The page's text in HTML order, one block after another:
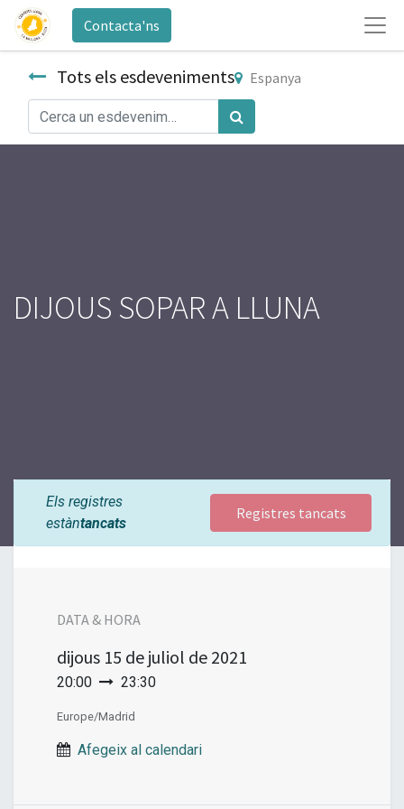
Contacta'ns
Tots els esdeveniments Espanya
DIJOUS SOPAR A LLUNA
Els registres
estàntancats
Registres tancats
DATA & HORA
dijous 15 de juliol de 2021
20:00 23:30
Europe/Madrid
Afegeix al calendari